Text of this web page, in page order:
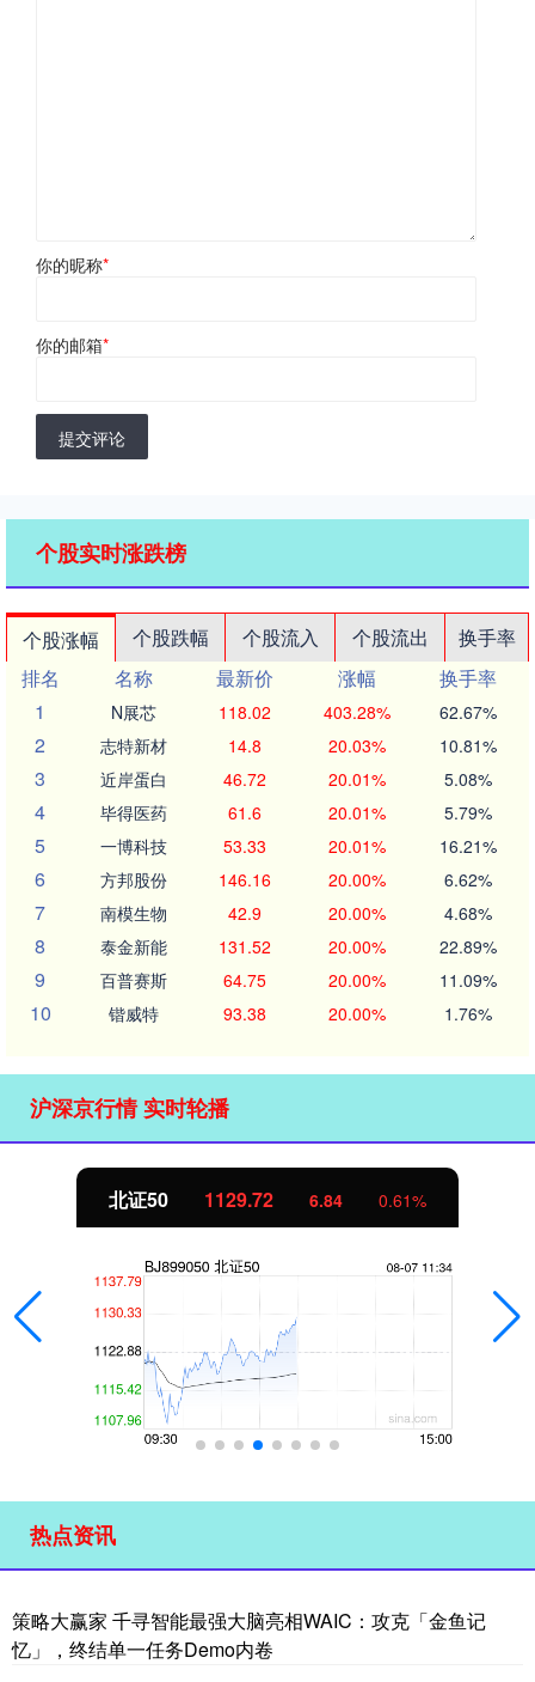
你的昵称*
你的邮箱*
提交评论
个股实时涨跌榜
个股涨幅 个股跌幅 个股流入 个股流出
换手率
排名
名称 最新价 涨幅
换手率
1
N展芯 118.02 403.28% 62.67%
2 志特新材 14.8 20.03% 10.81%
3 近岸蛋白 46.72 20.01% 5.08%
4 毕得医药 61.6 20.01% 5.79%
5 一博科技 53.33 20.01% 16.21%
6 方邦股份 146.16 20.00% 6.62%
7 南模生物 42.9 20.00% 4.68%
8 泰金新能 131.52 20.00% 22.89%
9 百普赛斯 64.75 20.00% 11.09%
10 锴威特 93.38 20.00% 1.76%
沪深京行情 实时轮播
北证50 1129.72 6.84 0.61%
热点资讯
策略大赢家 千寻智能最强大脑亮相WAIC：攻克「金鱼记
忆」，终结单一任务Demo内卷